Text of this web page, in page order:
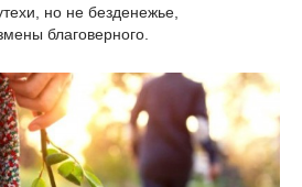
но не безденежье,
благоверного.